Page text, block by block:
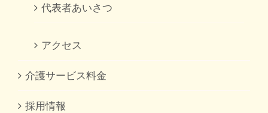
代表者あいさつ
アクセス
介護サービス料金
採用情報